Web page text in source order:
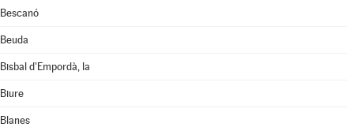
Bescanó
Beuda
Bisbal d'Empordà, la
Biure
Blanes